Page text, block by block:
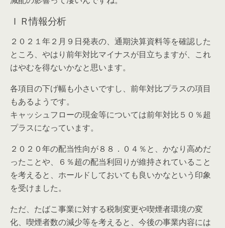
ＩＲ情報分析
２０２１年２月９日発表の、通期決算資料等を確認した
ところ、やはり前年対比マイナスが目立ちますが、これ
はやむを得ないかなと思います。
各項目の下げ幅も小さいですし、前年対比プラスの項目
もあるようです。
キャッシュフローの現金等については前年対比５０％超
プラスになっています。
２０２０年の配当性向が８８．０４％と、かなり高めだ
ったことや、６％超の配当利回りが維持されていること
を考えると、ホールドしておいても良いかなという印象
を受けました。
ただ、たばこ事業に対する税制変更や喫煙者環境の変
化、喫煙者数の減少等を考えると、今後の事業内容には